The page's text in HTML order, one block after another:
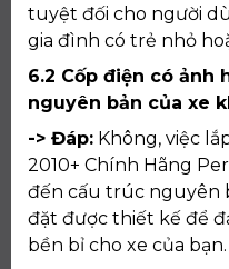
tuyệt đối cho người
gia đình có trẻ nhỏ
6.2 Cốp điện có ảnh
nguyên bản của xe
-> Đáp: Không, việc
2010+ Chính Hãng
đến cấu trúc nguyên
đặt được thiết kế để
bền bỉ cho xe của bạn.